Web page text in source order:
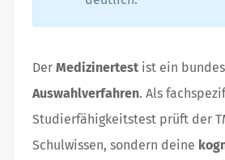
Der Medizinertest ist ein
Auswahlverfahren. Als
Studierfähigkeitstest prüft der
Schulwissen, sondern deine